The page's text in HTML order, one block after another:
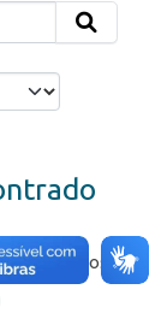
Formatos: